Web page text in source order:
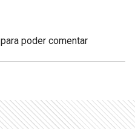
para poder comentar